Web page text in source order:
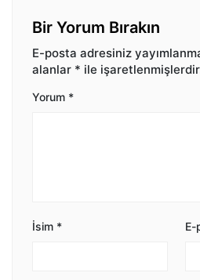
Bir Yorum Bırakın
E-posta adresiniz
alanlar * ile
Yorum *
İsim * E-